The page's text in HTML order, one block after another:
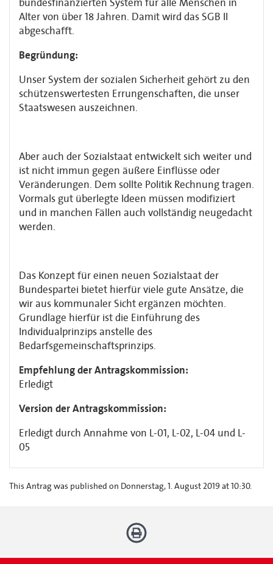
bundesfinanzierten System für alle Menschen in
Alter von über 18 Jahren. Damit wird das SGB II
abgeschafft.
Begründung:
Unser System der sozialen Sicherheit gehört zu den
schützenswertesten Errungenschaften, die unser
Staatswesen auszeichnen.
Aber auch der Sozialstaat entwickelt sich weiter und
ist nicht immun gegen äußere Einflüsse oder
Veränderungen. Dem sollte Politik Rechnung tragen.
Vormals gut überlegte Ideen müssen modifiziert
und in manchen Fällen auch vollständig neugedacht
werden.
Das Konzept für einen neuen Sozialstaat der
Bundespartei bietet hierfür viele gute Ansätze, die
wir aus kommunaler Sicht ergänzen möchten.
Grundlage hierfür ist die Einführung des
Individualprinzips anstelle des
Bedarfsgemeinschaftsprinzips.
Empfehlung der Antragskommission:
Erledigt
Version der Antragskommission:
Erledigt durch Annahme von L-01, L-02, L-04 und L-
05
This Antrag was published on Donnerstag, 1. August 2019 at 10:30.